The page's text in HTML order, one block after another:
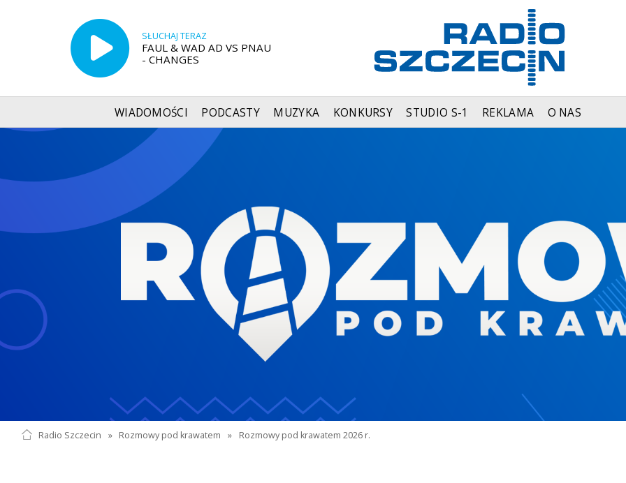
SŁUCHAJ TERAZ
FAUL & WAD AD VS PNAU
- CHANGES
WIADOMOŚCI PODCASTY MUZYKA KONKURSY STUDIO S-1 REKLAMA O NAS
Radio Szczecin » Rozmowy pod krawatem » Rozmowy pod krawatem 2026 r.